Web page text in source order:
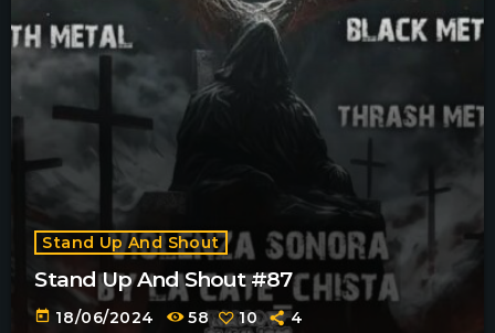
Stand Up And Shout
Stand Up And Shout #87
today 18/06/2024 58 10 4